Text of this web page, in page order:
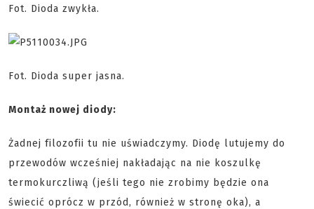
Fot. Dioda zwykła.
Fot. Dioda super jasna.
Montaż nowej diody:
Żadnej filozofii tu nie uświadczymy. Diodę lutujemy do
przewodów wcześniej nakładając na nie koszulkę
termokurczliwą (jeśli tego nie zrobimy będzie ona
świecić oprócz w przód, również w stronę oka), a